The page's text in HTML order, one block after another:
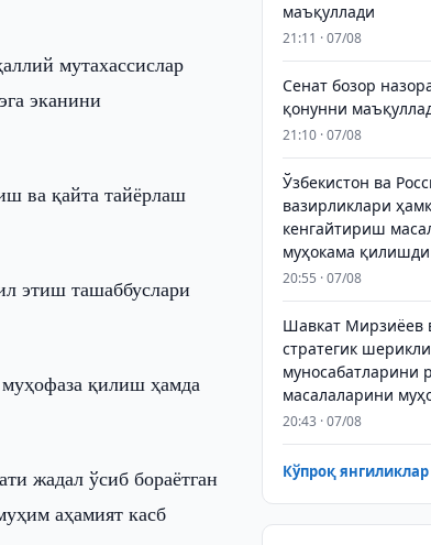
мутахассислар
эканини
ва қайта тайёрлаш
этиш ташаббуслари
қилиш ҳамда
жадал ўсиб бораётган
аҳамият касб
маъқуллади
21:11 · 07/08
Сенат бозор
қонунни
21:10 · 07/08
Ўзбекистон ва
вазирликлари
кенгайтириш
муҳокама қилишди
20:55 · 07/08
Шавкат Мирзиёев
стратегик
муносабатларини
масалаларини
20:43 · 07/08
Кўпроқ